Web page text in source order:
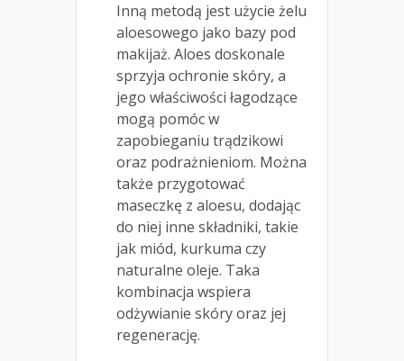
Inną metodą jest użycie żelu
aloesowego jako bazy pod
makijaż. Aloes doskonale
sprzyja ochronie skóry, a
jego właściwości łagodzące
mogą pomóc w
zapobieganiu trądzikowi
oraz podrażnieniom. Można
także przygotować
maseczkę z aloesu, dodając
do niej inne składniki, takie
jak miód, kurkuma czy
naturalne oleje. Taka
kombinacja wspiera
odżywianie skóry oraz jej
regenerację.